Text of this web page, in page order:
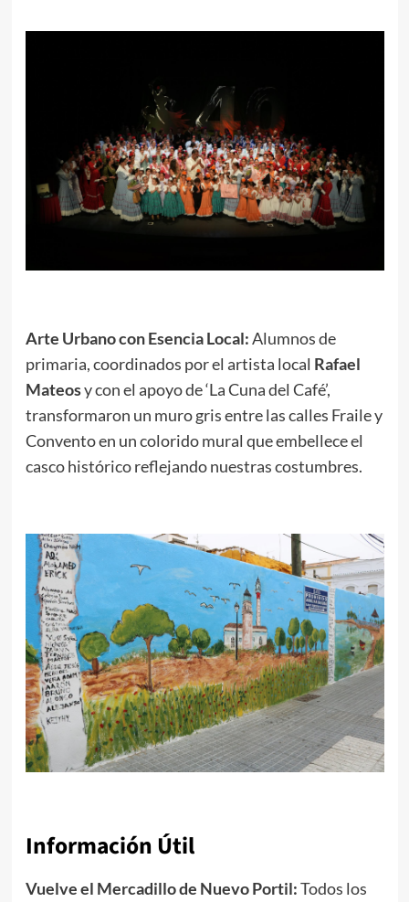
Arte Urbano con Esencia Local:Alumnos de
primaria, coordinados por el artista local Rafael
Mateosy con el apoyo de ‘La Cuna del Café’,
transformaron un muro gris entre las calles Fraile y
Convento en un colorido mural que embellece el
casco histórico reflejando nuestras costumbres.
Información Útil
Vuelve el Mercadillo de Nuevo Portil:Todos los